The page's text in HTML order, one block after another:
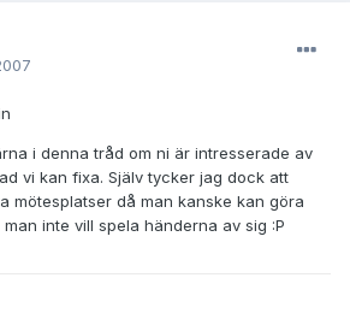
i denna tråd om ni är intresserade av
vi kan fixa. Själv tycker jag dock att
mötesplatser då man kanske kan göra
inte vill spela händerna av sig :P